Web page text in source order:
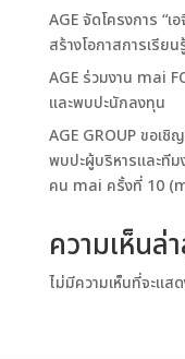
AGE จัดโครงการ “
สร้างโอกาสการเรีย
AGE ร่วมงาน mai
และพบปะนักลงทุน
AGE GROUP ขอเ
พบปะผู้บริหารและที
คน mai ครั้งที่ 10
ความเห็นล่
ไม่มีความเห็นที่จะแส